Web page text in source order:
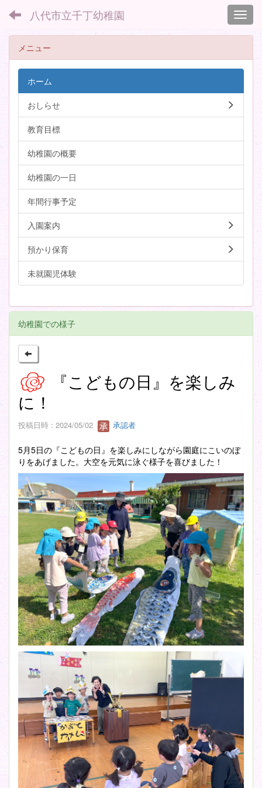
八代市立千丁幼稚園
メニュー
ホーム
おしらせ
教育目標
幼稚園の概要
幼稚園の一日
年間行事予定
入園案内
預かり保育
未就園児体験
幼稚園での様子
『こどもの日』を楽しみ
に！
投稿日時 : 2024/05/02 承認者
5月5日の『こどもの日』を楽しみにしながら園庭にこいのぼ
りをあげました。大空を元気に泳ぐ様子を喜びました！